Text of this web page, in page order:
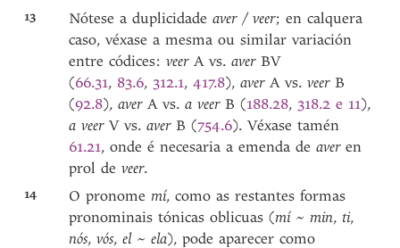
13 Nótese a duplicidadeaver / veer; en calquera
caso, véxase a mesma ou similar variación
entre códices:veerA vs.averBV
(66.31, 83.6, 312.1,417.8),averA vs.veerB
(92.8),averA vs.a veerB (188.28, 318.2 e 11),
a veerV vs.averB (754.6). Véxase tamén
61.21, onde é necesaria a emenda deaveren
prol deveer.
14 O pronomemí, como as restantes formas
pronominais tónicas oblicuas (mí ~ min, ti,
nós, vós, el ~ ela), pode aparecer como